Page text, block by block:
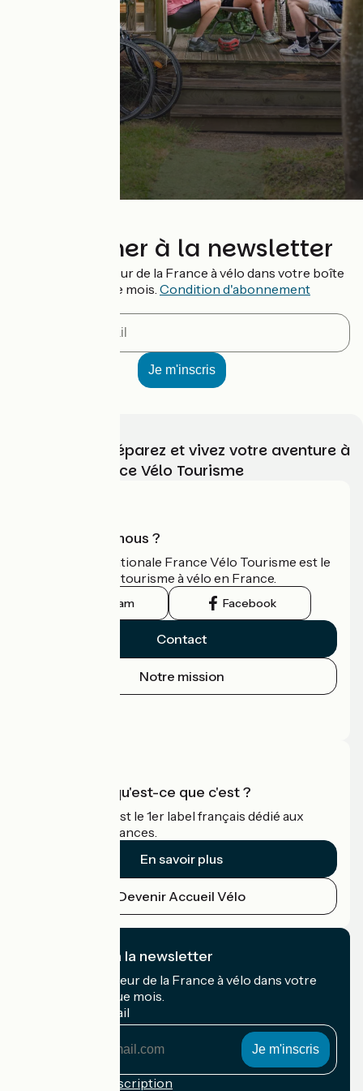
S'abonner à la newsletter
Recevez le meilleur de la France à vélo dans votre boîte
mail chaque mois. Condition d'abonnement
Choisissez, préparez et vivez votre aventure à
vélo avec France Vélo Tourisme
Qui sommes-nous ?
L'association nationale France Vélo Tourisme est le
guide officiel du tourisme à vélo en France.
Instagram Facebook
Contact
Notre mission
Accueil Vélo qu'est-ce que c'est ?
Accueil Vélo c'est le 1er label français dédié aux
cyclistes en vacances.
En savoir plus
Devenir Accueil Vélo
Je m'abonne à la newsletter
Recevez le meilleur de la France à vélo dans votre
boîte mail chaque mois.
Mon adresse mail
Conditions d'inscription